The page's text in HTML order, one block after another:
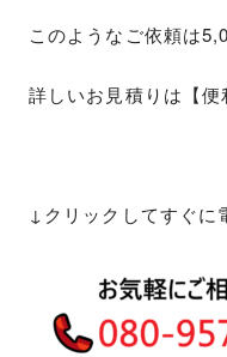
このようなご依頼は
詳しいお見積りは【
↓クリックしてすぐに